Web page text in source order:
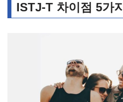
ISTJ-T 차이점 5가지